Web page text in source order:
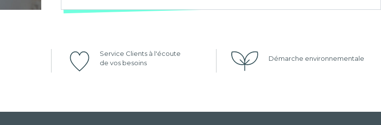
Service Clients à l'écoute
de vos besoins
Démarche environnementale